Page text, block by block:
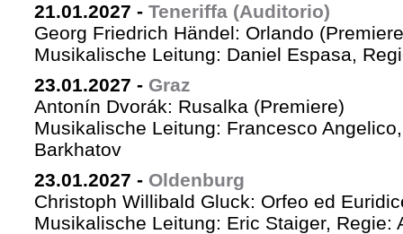
21.01.2027 - Teneriffa (Auditorio)
Georg Friedrich Händel: Orlando
Musikalische Leitung: Daniel Espasa,
23.01.2027 - Graz
Antonín Dvorák: Rusalka (Premiere)
Musikalische Leitung: Francesco
Barkhatov
23.01.2027 - Oldenburg
Christoph Willibald Gluck: Orfeo ed
Musikalische Leitung: Eric Staiger, Regie: